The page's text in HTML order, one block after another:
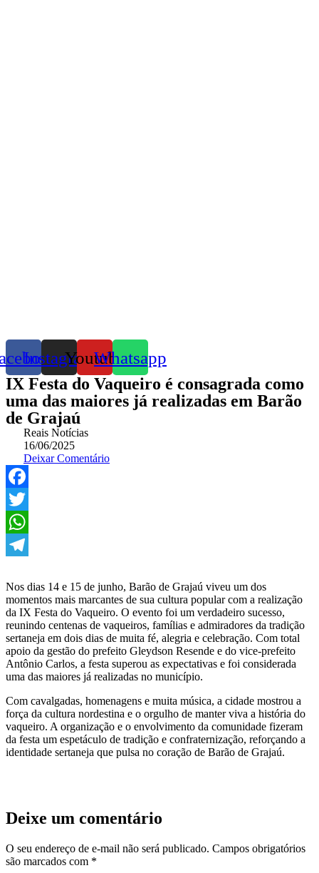
InstagramYoutubeWhatsapp
IX Festa do Vaqueiro é consagrada como
uma das maiores já realizadas em Barão
de Grajaú
Reais Notícias
16/06/2025
Deixar Comentário
Facebook
Twitter
WhatsApp
Nos dias 14 e 15 de junho, Barão de Grajaú viveu um dos
momentos mais marcantes de sua cultura popular com a realização
da IX Festa do Vaqueiro. O evento foi um verdadeiro sucesso,
reunindo centenas de vaqueiros, famílias e admiradores da tradição
sertaneja em dois dias de muita fé, alegria e celebração. Com total
apoio da gestão do prefeito Gleydson Resende e do vice-prefeito
Antônio Carlos, a festa superou as expectativas e foi considerada
uma das maiores já realizadas no município.
Com cavalgadas, homenagens e muita música, a cidade mostrou a
força da cultura nordestina e o orgulho de manter viva a história do
vaqueiro. A organização e o envolvimento da comunidade fizeram
da festa um espetáculo de tradição e confraternização, reforçando a
identidade sertaneja que pulsa no coração de Barão de Grajaú.
Deixe um comentário
O seu endereço de e-mail não será publicado. Campos obrigatórios
são marcados com *